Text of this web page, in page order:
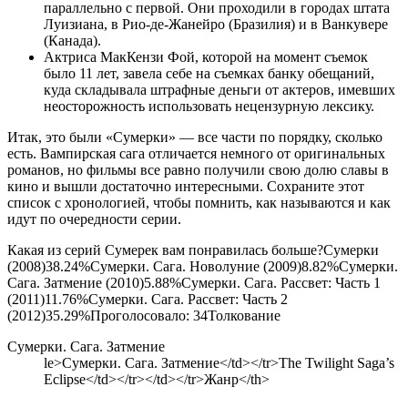
параллельно с первой. Они проходили в городах штата
Луизиана, в Рио-де-Жанейро (Бразилия) и в Ванкувере
(Канада).
Актриса МакКензи Фой, которой на момент съемок
было 11 лет, завела себе на съемках банку обещаний,
куда складывала штрафные деньги от актеров, имевших
неосторожность использовать нецензурную лексику.
Итак, это были «Сумерки» — все части по порядку, сколько
есть. Вампирская сага отличается немного от оригинальных
романов, но фильмы все равно получили свою долю славы в
кино и вышли достаточно интересными. Сохраните этот
список с хронологией, чтобы помнить, как называются и как
идут по очередности серии.
Какая из серий Сумерек вам понравилась больше?Сумерки
(2008)38.24%Сумерки. Сага. Новолуние (2009)8.82%Сумерки.
Сага. Затмение (2010)5.88%Сумерки. Сага. Рассвет: Часть 1
(2011)11.76%Сумерки. Сага. Рассвет: Часть 2
(2012)35.29%Проголосовало: 34Толкование
Сумерки. Сага. Затмение
le>Сумерки. Сага. Затмение</td></tr>The Twilight Saga’s
Eclipse</td></tr></td></tr>Жанр</th>